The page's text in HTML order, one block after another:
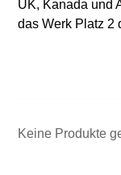
UK, Kanada und
das Werk Platz 2
Keine Produkte